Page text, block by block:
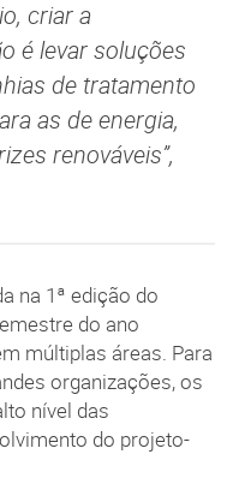
criar a
é levar soluções
de tratamento
as de energia,
renováveis”,
na 1ª edição do
do ano
múltiplas áreas. Para
organizações, os
nível das
do projeto-